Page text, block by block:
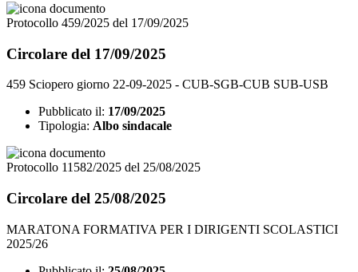
Protocollo 459/2025 del 17/09/2025
Circolare del 17/09/2025
459 Sciopero giorno 22-09-2025 - CUB-SGB-CUB SUB-USB
Pubblicato il: 17/09/2025
Tipologia: Albo sindacale
Protocollo 11582/2025 del 25/08/2025
Circolare del 25/08/2025
MARATONA FORMATIVA PER I DIRIGENTI SCOLASTICI
2025/26